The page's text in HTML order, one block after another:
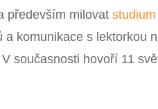
především milovat
komunikace s lektorkou
V současnosti hovoří 11